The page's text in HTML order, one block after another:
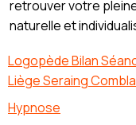
retrouver votre
naturelle et
Logopède Bilan
Liège Seraing
Hypnose